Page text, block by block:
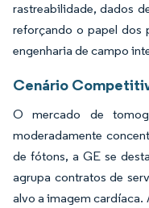
rastreabilidade, dados
reforçando o papel dos
engenharia de campo
Cenário
O mercado de
moderadamente
de fótons, a GE se
agrupa contratos de
alvo a imagem cardíaca.